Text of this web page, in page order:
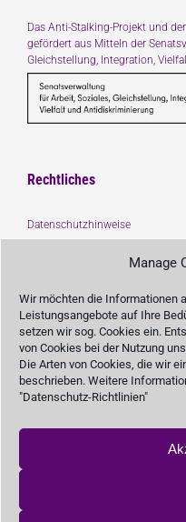
Manage
Wir möchten die Informationen
Leistungsangebote auf Ihre
setzen wir sog. Cookies ein.
von Cookies bei der Nutzung
Die Arten von Cookies, die wir
beschrieben. Weitere
"Datenschutz-Richtlinien"
Das Anti-Stalking-Projekt und
gefördert aus Mitteln der
Gleichstellung, Integration,
Rechtliches
Datenschutzhinweise
Träger :
Unterstützen Sie uns